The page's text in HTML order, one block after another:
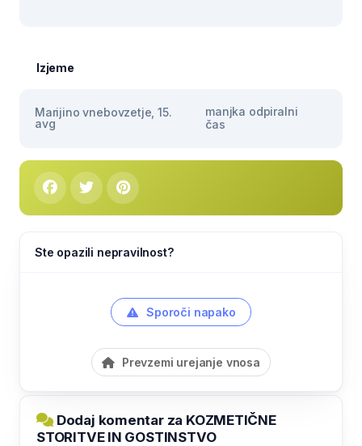
Izjeme
Marijino vnebovzetje, 15.
avg
manjka odpiralni
čas
Ste opazili nepravilnost?
Sporoči napako
Prevzemi urejanje vnosa
Dodaj komentar za KOZMETIČNE
STORITVE IN GOSTINSTVO